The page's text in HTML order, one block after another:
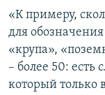
«К примеру,
для обозначения
«крупа»,
– более 50: есть
который только